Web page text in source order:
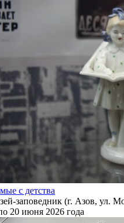
с детства
заповедник (г. Азов, ул.
20 июня 2026 года